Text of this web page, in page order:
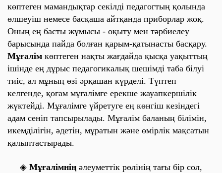
көптеген мамандықтар секілді педагогтың қолында
өлшеуіш немесе басқаша айтқанда приборлар жоқ.
Оның ең басты жұмысы - оқыту мен тәрбиелеу
барысында пайда болған қарым-қатынасты басқару.
Мұғалім көптеген нақты жағдайда қысқа уақыттың
ішінде ең дұрыс педагогикалық шешімді таба білуі
тиіс, ал мұның өзі әрқашан күрделі. Түптеп
келгенде, қоғам мұғалімге ерекше жауапкершілік
жүктейді. Мұғалімге үйретуге ең көнгіш кезіндегі
адам сеніп тапсырылады. Мұғалім баланың білімін,
икемділігін, әдетін, мұратын және өмірлік мақсатын
қалыптастырады.
◈ Мұғалімнің әлеуметтік рөлінің тағы бір сол,